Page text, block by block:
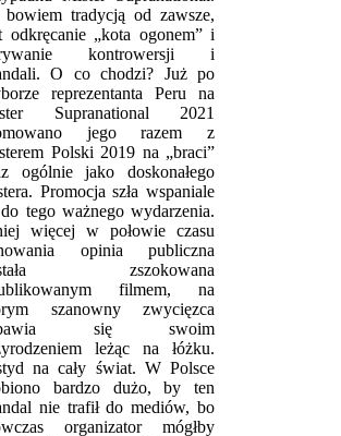
bowiem tradycją od zawsze,
odkręcanie „kota ogonem” i
kontrowersji i
O co chodzi? Już po
reprezentanta Peru na
Supranational 2021
jego razem z
Polski 2019 na „braci”
ogólnie jako doskonałego
Promocja szła wspaniale
tego ważnego wydarzenia.
więcej w połowie czasu
opinia publiczna
zszokowana
filmem, na
szanowny zwycięzca
się swoim
leżąc na łóżku.
na cały świat. W Polsce
bardzo dużo, by ten
nie trafił do mediów, bo
organizator mógłby